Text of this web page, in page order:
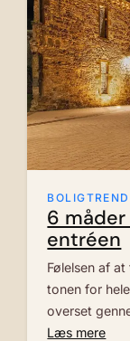
6
entréen
Følelsen af
tonen for
overset
Læs mere